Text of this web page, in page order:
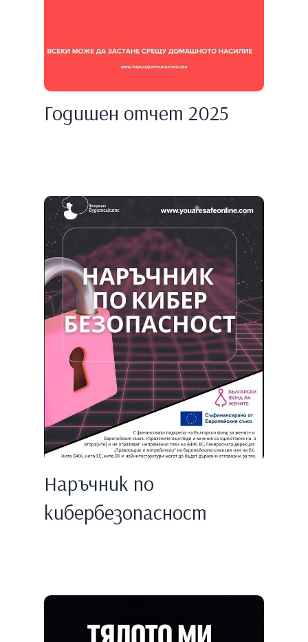
Годишен отчет 2025
Наръчник по
кибербезопасност